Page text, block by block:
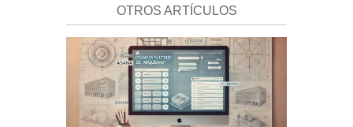
OTROS ARTÍCULOS